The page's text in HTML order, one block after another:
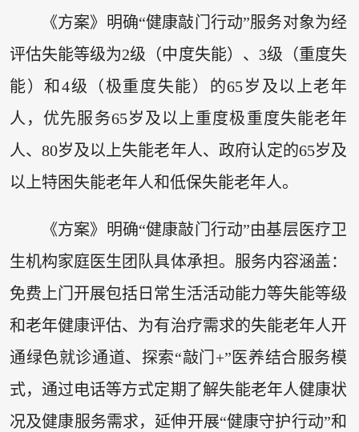
《方案》明确“健康敲门行动”服务对象为经
评估失能等级为2级（中度失能）、3级（重度失
能）和4级（极重度失能）的65岁及以上老年
人，优先服务65岁及以上重度极重度失能老年
人、80岁及以上失能老年人、政府认定的65岁及
以上特困失能老年人和低保失能老年人。
《方案》明确“健康敲门行动”由基层医疗卫
生机构家庭医生团队具体承担。服务内容涵盖：
免费上门开展包括日常生活活动能力等失能等级
和老年健康评估、为有治疗需求的失能老年人开
通绿色就诊通道、探索“敲门+”医养结合服务模
式，通过电话等方式定期了解失能老年人健康状
况及健康服务需求，延伸开展“健康守护行动”和